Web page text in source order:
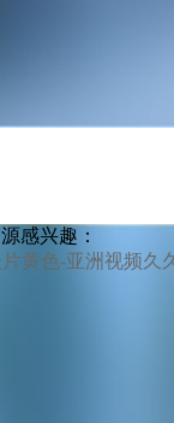
感兴趣：
黄色-亚洲视频